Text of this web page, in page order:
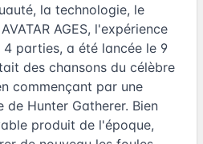
la technologie, le
AGES, l'expérience
parties, a été lancée le 9
des chansons du célèbre
commençant par une
Hunter Gatherer. Bien
produit de l'époque,